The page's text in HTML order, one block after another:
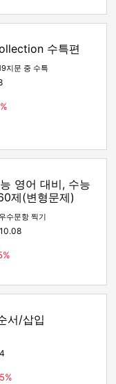
수특편
지문 중 수특
영어 대비, 수능
제(변형문제)
수문항 찍기
서/삽입
Point
5%